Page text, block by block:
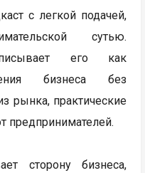
с легкой подачей,
сутью.
его как
бизнеса без
рынка, практические
предпринимателей.
сторону бизнеса,